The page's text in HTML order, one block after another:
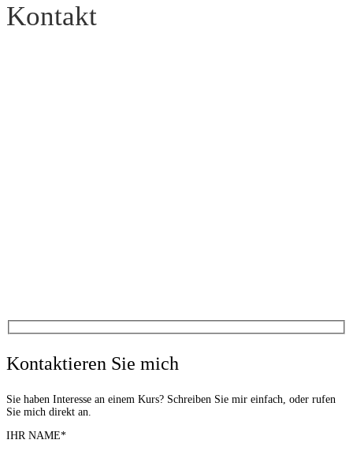
Kontakt
Kontaktieren Sie mich
Sie haben Interesse an einem Kurs? Schreiben Sie mir einfach, oder rufen
Sie mich direkt an.
IHR NAME*